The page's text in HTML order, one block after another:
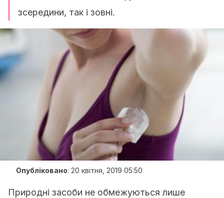
зсередини, так і зовні.
Опубліковано: 20 квітня, 2019 05:50
Природні засоби не обмежуються лише